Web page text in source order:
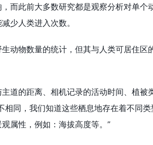
而此前大多数研究都是观察分析对单个
少人类进入次数。
物数量的统计，但其与人类可居住区
的距离、相机记录的活动时间、植被
相同，我们知道这些栖息地存在着不同
属性，例如：海拔高度等。”